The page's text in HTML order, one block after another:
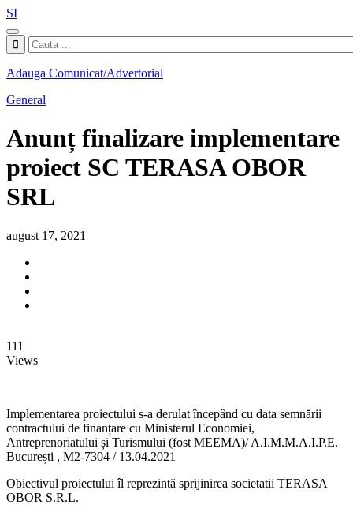
SI
Adauga Comunicat/Advertorial
General
Anunț finalizare implementare
proiect SC TERASA OBOR
SRL
august 17, 2021
111
Views
Implementarea proiectului s-a derulat începând cu data semnării
contractului de finanțare cu Ministerul Economiei,
Antreprenoriatului și Turismului (fost MEEMA)/ A.I.M.M.A.I.P.E.
București , M2-7304 / 13.04.2021
Obiectivul proiectului îl reprezintă sprijinirea societatii TERASA
OBOR S.R.L.